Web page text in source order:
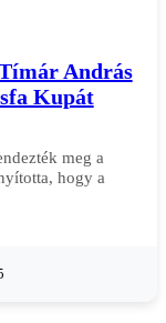
András
Kupát
meg a
hogy a